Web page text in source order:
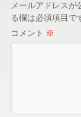
メールアドレスが
る欄は必須項目で
コメント ※